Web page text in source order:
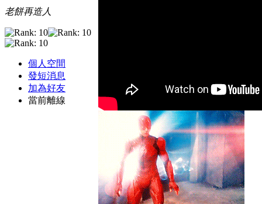
老餅再造人
個人空間
發短消息
加為好友
當前離線